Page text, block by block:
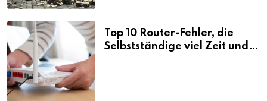
Top 10 Router-Fehler, die
Selbstständige viel Zeit und